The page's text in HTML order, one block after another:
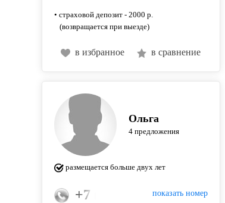
• страховой депозит - 2000 р.
(возвращается при выезде)
в избранное в сравнение
Ольга
4 предложения
размещается больше двух лет
показать номер
+7 (961) 847-21-61